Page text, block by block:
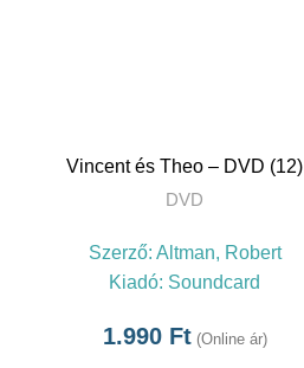
TOVÁBB
Vincent és Theo – DVD (12)
DVD
Szerző: Altman, Robert
Kiadó: Soundcard
1.990 Ft (Online ár)